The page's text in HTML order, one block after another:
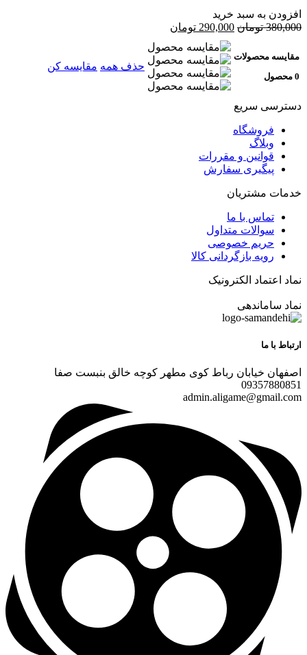
افزودن به سبد خرید
380,000 تومان 290,000 تومان
مقایسه محصولات
0 محصول
حذف همه مقایسه کن
دسترسی سریع
فروشگاه
وبلاگ
قوانین و مقررات
پیگیری سفارش
خدمات مشتریان
تماس با ما
سوالات متداول
حریم خصوصی
رویه بازگردانی کالا
نماد اعتماد الکترونیک
نماد ساماندهی
ارتباط با ما
اصفهان خیابان رباط کوی مطهر کوچه خالق بنبست صفا
09357880851
admin.aligame@gmail.com